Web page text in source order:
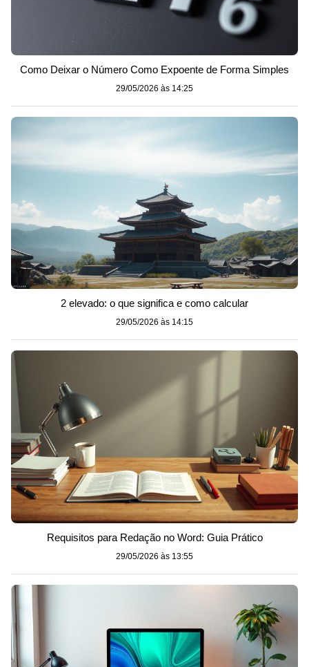
Como Deixar o Número Como Expoente de Forma Simples
29/05/2026 às 14:25
2 elevado: o que significa e como calcular
29/05/2026 às 14:15
Requisitos para Redação no Word: Guia Prático
29/05/2026 às 13:55